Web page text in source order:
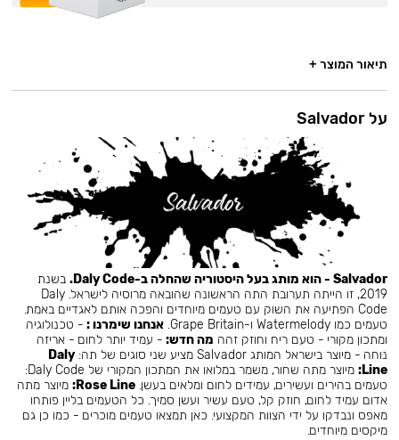
תיאור המוצר +
על Salvador
Salvador - הוא מותג בעל היסטוריה שהחלה ב-Daly Code.
בשנת
2019, זו הייתה תערובת התה הראשונה שהובאה מרוסיה לישראל. Daly
Code הפתיעה את השוק עם טעמים מיוחדים והפכה אותם לאגדיים באמת.
טעמים כמו Watermelody ו-Grape Britain.
אנחנו שימרנו : - טכנולוגיה
ומתכון מקורי - טעם ריח וחוזק זהה מה חדש: - עמיד יותר לחום - אריזה
נוחה - מיוצר בישראל המותג Salvador מציע שני סוגים של תה:
Daly
Line:
מיוצר מתה שחור, משמר במלואו את המתכון המקורי של Daly Code:
טעמים בהירים ועשירים, עמידים לחום ומלאים בעשן.Rose Line: מיוצר מתה
אדום עמיד לחום, חוזק קל, טעם עשיר ועשן סמיך. כל הטעמים בליין פותחו
מאפס ונבדקו על ידי הצוות המקצועי. כאן תמצאו טעמים מוכרים - כמו כן גם
מיקסים מיוחדים.